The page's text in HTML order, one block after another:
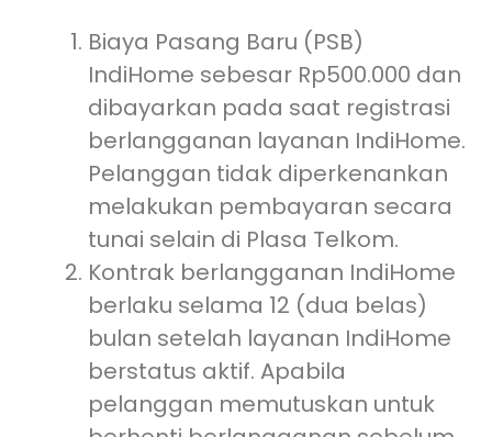
Biaya Pasang Baru (PSB)
IndiHome sebesar Rp500.000 dan
dibayarkan pada saat registrasi
berlangganan layanan IndiHome.
Pelanggan tidak diperkenankan
melakukan pembayaran secara
tunai selain di Plasa Telkom.
Kontrak berlangganan IndiHome
berlaku selama 12 (dua belas)
bulan setelah layanan IndiHome
berstatus aktif. Apabila
pelanggan memutuskan untuk